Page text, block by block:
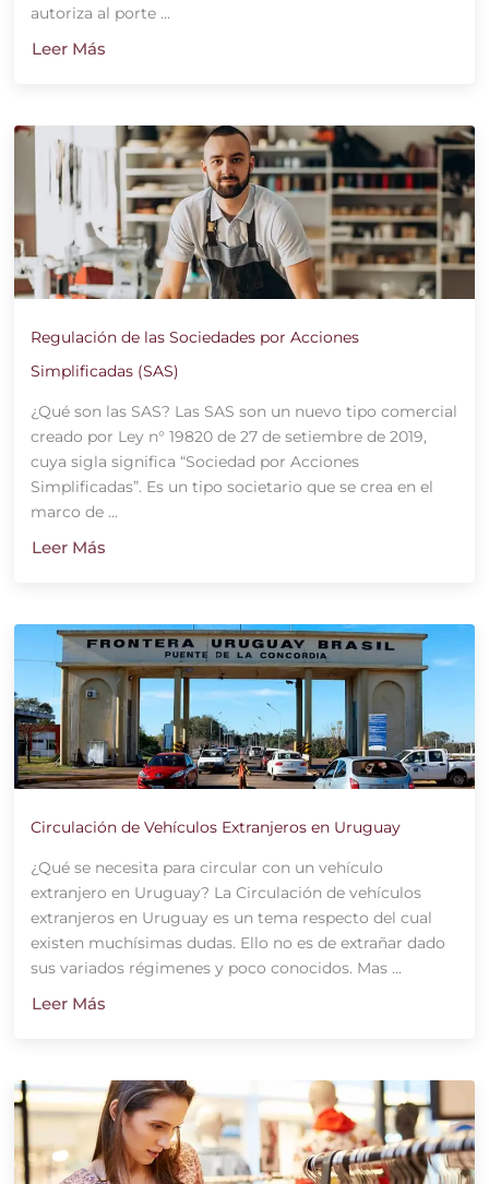
autoriza al porte ...
Leer Más
Regulación de las Sociedades por Acciones
Simplificadas (SAS)
¿Qué son las SAS? Las SAS son un nuevo tipo comercial
creado por Ley n° 19820 de 27 de setiembre de 2019,
cuya sigla significa “Sociedad por Acciones
Simplificadas”. Es un tipo societario que se crea en el
marco de ...
Leer Más
Circulación de Vehículos Extranjeros en Uruguay
¿Qué se necesita para circular con un vehículo
extranjero en Uruguay? La Circulación de vehículos
extranjeros en Uruguay es un tema respecto del cual
existen muchísimas dudas. Ello no es de extrañar dado
sus variados régimenes y poco conocidos. Mas ...
Leer Más